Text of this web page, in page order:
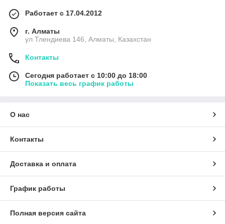
Работает с 17.04.2012
г. Алматы
ул Тлендиева 146, Алматы, Казахстан
Контакты
Сегодня работает с 10:00 до 18:00
Показать весь график работы
О нас
Контакты
Доставка и оплата
График работы
Полная версия сайта